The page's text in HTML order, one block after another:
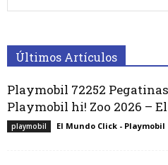
Últimos Artículos
Playmobil 72252
Playmobil hi! Zoo 2026 –
playmobil El Mundo Click - Playmobil